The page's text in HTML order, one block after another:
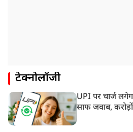
टेक्नोलॉजी
UPI पर चार्ज
साफ जवाब,